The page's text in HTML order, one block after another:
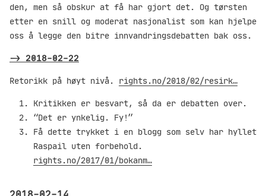
den, men så obskur at få har gjort det. Og tørsten
etter en snill og moderat nasjonalist som kan hjelpe
oss å legge den bitre innvandringsdebatten bak oss.
-> 2018-02-22
Retorikk på høyt nivå. rights.no/2018/02/resirk…
Kritikken er besvart, så da er debatten over.
“Det er ynkelig. Fy!”
Få dette trykket i en blogg som selv har hyllet
Raspail uten forbehold.
rights.no/2017/01/bokanm…